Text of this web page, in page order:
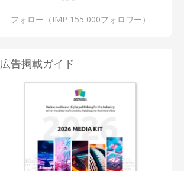
フォロー（IMP 155 000フォロワー）
広告掲載ガイド